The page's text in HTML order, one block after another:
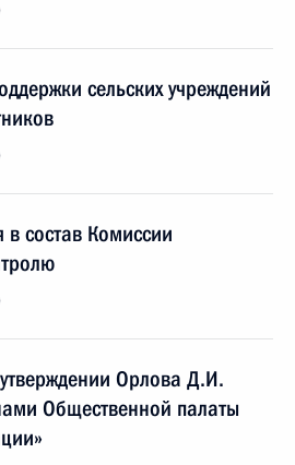
сельских учреждений
состав Комиссии
Орлова Д.И.
Общественной палаты